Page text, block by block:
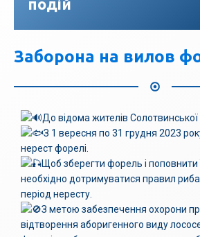
подій
Заборона на вилов
До відома жителів
З 1 вересня по 31 грудня 2023
нерест форелі.
Щоб зберегти форель і поповнити
необхідно дотримуватися правил
період нересту.
З метою забезпечення охорони
відтворення аборигенного виду